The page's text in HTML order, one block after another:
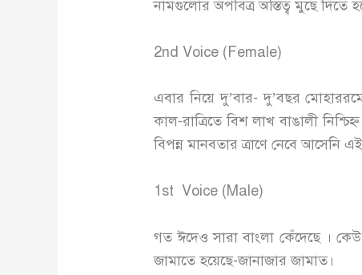
নামগুলোর অপবিত্র অস্তিত্ব মুছে দিতে
2nd Voice (Female)
এবার নিয়ে দু’বার- দু’বছর
কাল-রাত্রিতে বিশ লাখ বাঙালী
বিপন্ন মানবতার ত্রাণে নেবে আসেনি
1st Voice (Male)
গত ঈদেও সারা বাংলা কেঁদেছে ।
জামাতে হয়েছে-জানাজার জামাত।